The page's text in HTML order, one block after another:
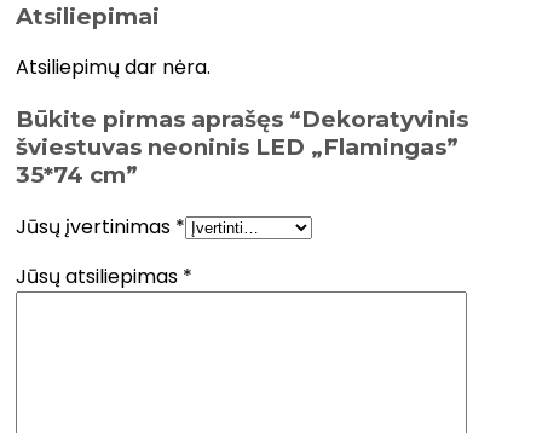
Atsiliepimai
Atsiliepimų dar nėra.
Būkite pirmas aprašęs “Dekoratyvinis
šviestuvas neoninis LED „Flamingas”
35*74 cm”
Jūsų įvertinimas *
Jūsų atsiliepimas *